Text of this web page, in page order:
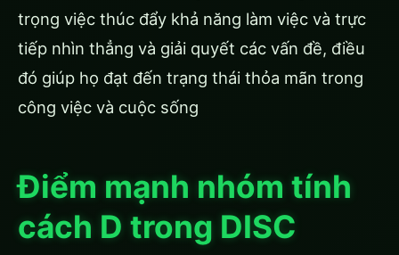
trọng việc thúc đẩy khả năng làm việc và trực
tiếp nhìn thẳng và giải quyết các vấn đề, điều
đó giúp họ đạt đến trạng thái thỏa mãn trong
công việc và cuộc sống
Điểm mạnh nhóm tính
cách D trong DISC